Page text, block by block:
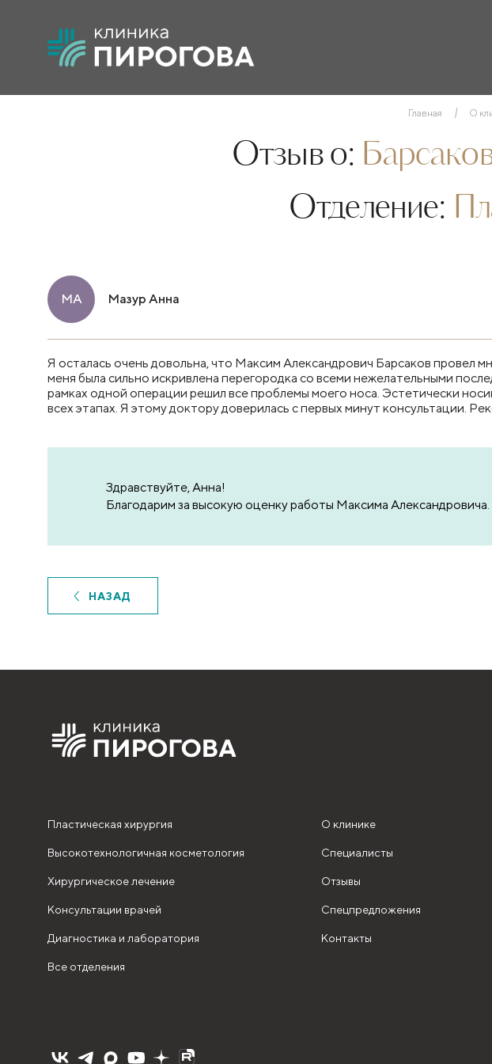
Главная О
Отзыв о:
Отделение:
МА Мазур Анна
Я осталась очень довольна, что Максим Александрович Барсаков
меня была сильно искривлена перегородка со всеми нежелательными
рамках одной операции решил все проблемы моего носа. Эстетически
всех этапах. Я этому доктору доверилась с первых минут консультации.
Здравствуйте, Анна!
Благодарим за высокую оценку работы Максима
НАЗАД
Пластическая хирургия
Высокотехнологичная косметология
Хирургическое лечение
Консультации врачей
Диагностика и лаборатория
Все отделения
О клинике
Специалисты
Отзывы
Спецпредложения
Контакты